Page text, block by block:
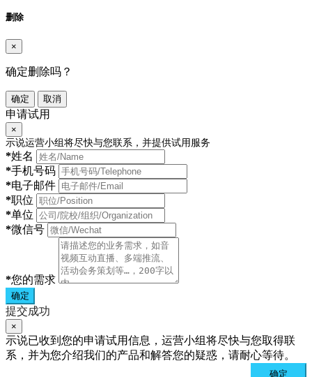
删除
×
确定删除吗？
确定 取消
申请试用
×
示说运营小组将尽快与您联系，并提供试用服务
*姓名
*手机号码
*电子邮件
*职位
*单位
*微信号
*您的需求
确定
提交成功
×
示说已收到您的申请试用信息，运营小组将尽快与您取得联
系，并为您介绍我们的产品和解答您的疑惑，请耐心等待。
确定